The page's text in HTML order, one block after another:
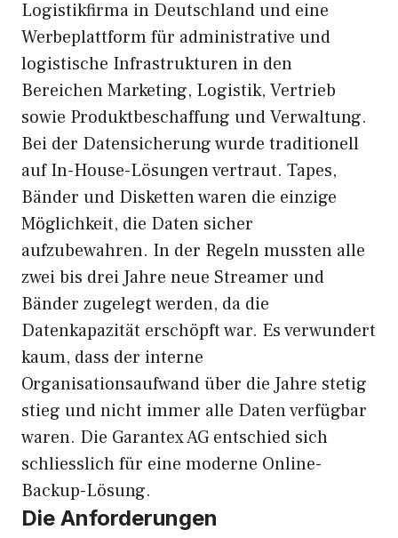
Logistikfirma in Deutschland und eine
Werbeplattform für administrative und
logistische Infrastrukturen in den
Bereichen Marketing, Logistik, Vertrieb
sowie Produktbeschaffung und Verwaltung.
Bei der Datensicherung wurde traditionell
auf In-House-Lösungen vertraut. Tapes,
Bänder und Disketten waren die einzige
Möglichkeit, die Daten sicher
aufzubewahren. In der Regeln mussten alle
zwei bis drei Jahre neue Streamer und
Bänder zugelegt werden, da die
Datenkapazität erschöpft war. Es verwundert
kaum, dass der interne
Organisationsaufwand über die Jahre stetig
stieg und nicht immer alle Daten verfügbar
waren. Die Garantex AG entschied sich
schliesslich für eine moderne Online-
Backup-Lösung.
Die Anforderungen